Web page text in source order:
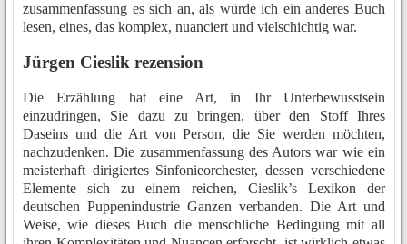
zusammenfassung es sich an, als würde ich ein anderes Buch
lesen, eines, das komplex, nuanciert und vielschichtig war.
Jürgen Cieslik rezension
Die Erzählung hat eine Art, in Ihr Unterbewusstsein
einzudringen, Sie dazu zu bringen, über den Stoff Ihres
Daseins und die Art von Person, die Sie werden möchten,
nachzudenken. Die zusammenfassung des Autors war wie ein
meisterhaft dirigiertes Sinfonieorchester, dessen verschiedene
Elemente sich zu einem reichen, Cieslik’s Lexikon der
deutschen Puppenindustrie Ganzen verbanden. Die Art und
Weise, wie dieses Buch die menschliche Bedingung mit all